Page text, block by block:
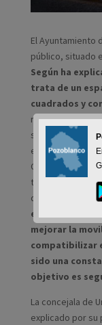
El Ayuntamiento
público, situado
Según ha
trata de un
cuadrados y
regidor ha
sumarse a la red
entramado
Casco Histórico
tránsito, de dar
de impulsar
explicado el
mejorar la
compatibilizar
sido una
objetivo es
La concejala de
explicado por su